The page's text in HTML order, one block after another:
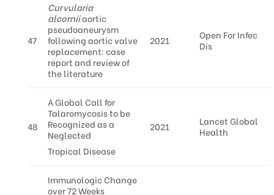
47
Curvularia
alcorniiaortic
pseudoaneurysm
following aortic valve
replacement: case
report and review of
the literature
2021
Open For Infec
Dis
48
A Global Call for
Talaromycosis to be
Recognized as a
Neglected
Tropical Disease
2021
Lancet Global
Health
Immunologic Change
over 72 Weeks